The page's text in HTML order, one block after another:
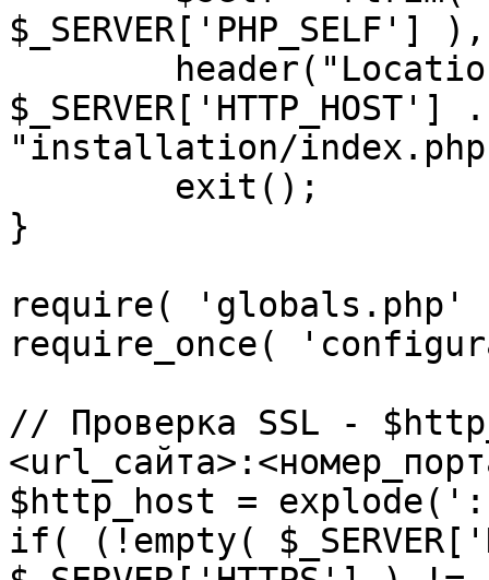
"installation/
}
require(
require_once(
// Проверка SSL -
$http_host = explode(':',
if( (!empty(